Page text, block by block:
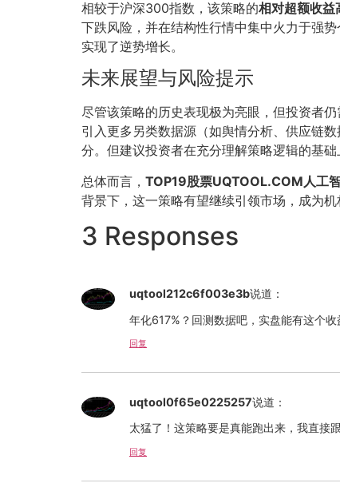
相较于沪深300指数，该策略的相对超额收
下跌风险，并在结构性行情中集中火力于强
实现了逆势增长。
未来展望与风险提示
尽管该策略的历史表现极为亮眼，但投资者仍
引入更多另类数据源（如舆情分析、供应链
分。但建议投资者在充分理解策略逻辑的基
总体而言， TOP19股票UQTOOL.COM人工
背景下，这一策略有望继续引领市场，成为
3 Responses
uqtool212c6f003e3b说道：
年化617%？回测数据吧，实盘能有这个
回复
uqtool0f65e0225257说道：
太猛了！这策略要是真能跑出来，我直接
回复